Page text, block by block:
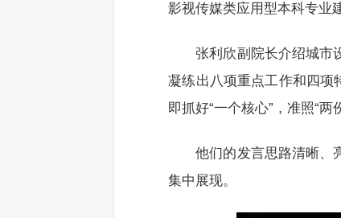
影视传媒类应用型本科专业
张利欣副院长介绍城市
凝练出八项重点工作和四项
即抓好“一个核心”，准照“两
他们的发言思路清晰、
集中展现。